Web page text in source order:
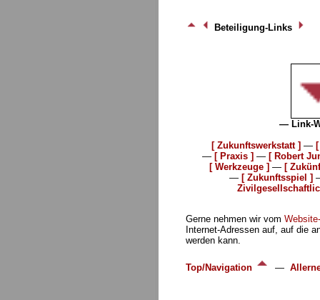
Beteiligung-Links
— Link-
[ Zukunftswerkstatt ] —
— [ Praxis ] — [ Robert
[ Werkzeuge ] — [
— [ Zukunftsspiel ]
Gerne nehmen wir vom
Internet-Adressen auf, auf die
werden kann.
Top/Navigation —